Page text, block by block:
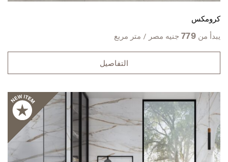
كرومكس
يبدأ من 779 جنيه مصر / متر مربع
التفاصيل